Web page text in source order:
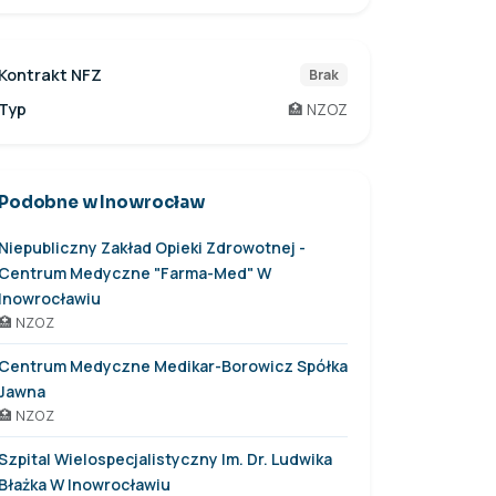
NFZ Brak
🏥 NZOZ
w Inowrocław
Zakład Opieki Zdrowotnej -
Medyczne "Farma-Med" W
NZOZ
Medyczne Medikar-Borowicz Spółka
NZOZ
Wielospecjalistyczny Im. Dr. Ludwika
W Inowrocławiu